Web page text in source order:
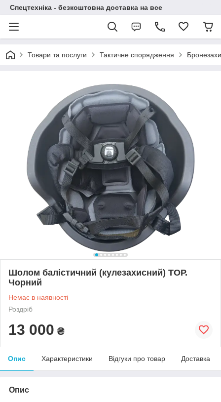
Спецтехніка - безкоштовна доставка на все
Товари та послуги Тактичне спорядження
Шолом балістичний (кулезахисний) ТОР.
Чорний
Немає в наявності
Роздріб
13 000 ₴
Опис Характеристики Відгуки про товар Доставка
Опис